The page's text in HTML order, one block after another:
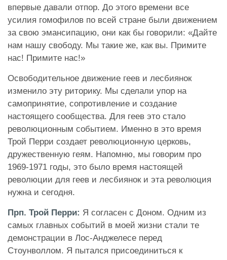
впервые давали отпор. До этого времени все
усилия гомофилов по всей стране были движением
за свою эмансипацию, они как бы говорили: «Дайте
нам нашу свободу. Мы такие же, как вы. Примите
нас! Примите нас!»
Освободительное движение геев и лесбиянок
изменило эту риторику. Мы сделали упор на
самопринятие, сопротивление и создание
настоящего сообщества. Для геев это стало
революционным событием. Именно в это время
Трой Перри создает революционную церковь,
дружественную геям. Напомню, мы говорим про
1969-1971 годы, это было время настоящей
революции для геев и лесбиянок и эта революция
нужна и сегодня.
Прп. Трой Перри: Я согласен с Доном. Одним из
самых главных событий в моей жизни стали те
демонстрации в Лос-Анджелесе перед
Стоунволлом. Я пытался присоединиться к